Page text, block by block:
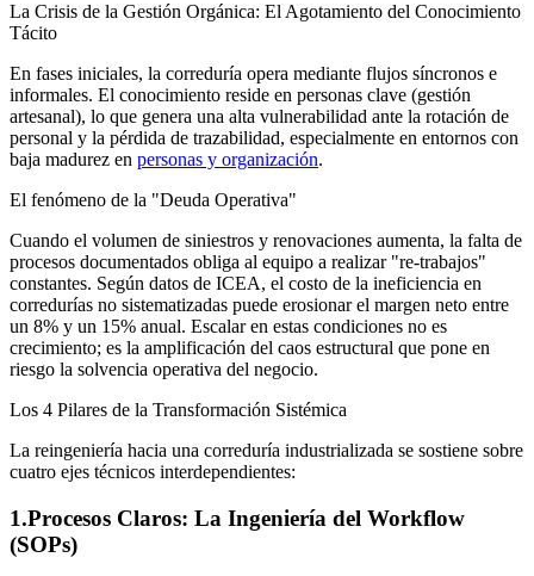
La Crisis de la Gestión Orgánica: El Agotamiento del Conocimiento
Tácito
En fases iniciales, la correduría opera mediante flujos síncronos e
informales. El conocimiento reside en personas clave (gestión
artesanal), lo que genera una alta vulnerabilidad ante la rotación de
personal y la pérdida de trazabilidad, especialmente en entornos con
baja madurez en personas y organización.
El fenómeno de la "Deuda Operativa"
Cuando el volumen de siniestros y renovaciones aumenta, la falta de
procesos documentados obliga al equipo a realizar "re-trabajos"
constantes. Según datos de ICEA, el costo de la ineficiencia en
corredurías no sistematizadas puede erosionar el margen neto entre
un 8% y un 15% anual. Escalar en estas condiciones no es
crecimiento; es la amplificación del caos estructural que pone en
riesgo la solvencia operativa del negocio.
Los 4 Pilares de la Transformación Sistémica
La reingeniería hacia una correduría industrializada se sostiene sobre
cuatro ejes técnicos interdependientes:
1.Procesos Claros: La Ingeniería del Workflow
(SOPs)